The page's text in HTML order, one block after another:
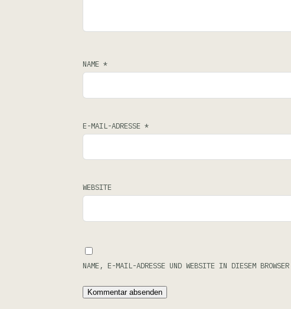
NAME *
E-MAIL-ADRESSE *
WEBSITE
NAME, E-MAIL-ADRESSE UND WEBSITE IN DIESEM